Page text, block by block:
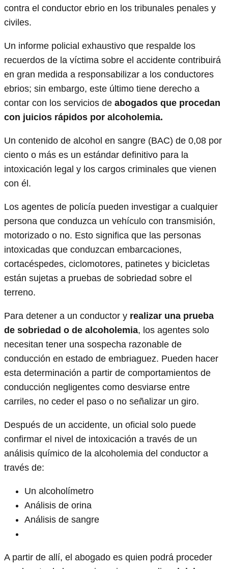
contra el conductor ebrio en los tribunales penales y
civiles.
Un informe policial exhaustivo que respalde los
recuerdos de la víctima sobre el accidente contribuirá
en gran medida a responsabilizar a los conductores
ebrios; sin embargo, este último tiene derecho a
contar con los servicios de abogados que procedan
con juicios rápidos por alcoholemia.
Un contenido de alcohol en sangre (BAC) de 0,08 por
ciento o más es un estándar definitivo para la
intoxicación legal y los cargos criminales que vienen
con él.
Los agentes de policía pueden investigar a cualquier
persona que conduzca un vehículo con transmisión,
motorizado o no. Esto significa que las personas
intoxicadas que conduzcan embarcaciones,
cortacéspedes, ciclomotores, patinetes y bicicletas
están sujetas a pruebas de sobriedad sobre el
terreno.
Para detener a un conductor y realizar una prueba
de sobriedad o de alcoholemia, los agentes solo
necesitan tener una sospecha razonable de
conducción en estado de embriaguez. Pueden hacer
esta determinación a partir de comportamientos de
conducción negligentes como desviarse entre
carriles, no ceder el paso o no señalizar un giro.
Después de un accidente, un oficial solo puede
confirmar el nivel de intoxicación a través de un
análisis químico de la alcoholemia del conductor a
través de:
Un alcoholímetro
Análisis de orina
Análisis de sangre
A partir de allí, el abogado es quien podrá proceder